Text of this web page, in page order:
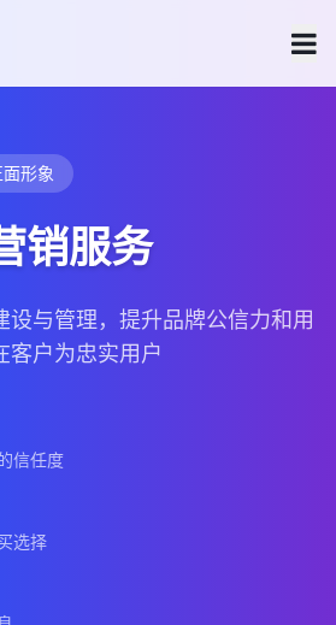
形象
销服务
设与管理，提升品牌公信力和用
客户为忠实用户
信任度
选择